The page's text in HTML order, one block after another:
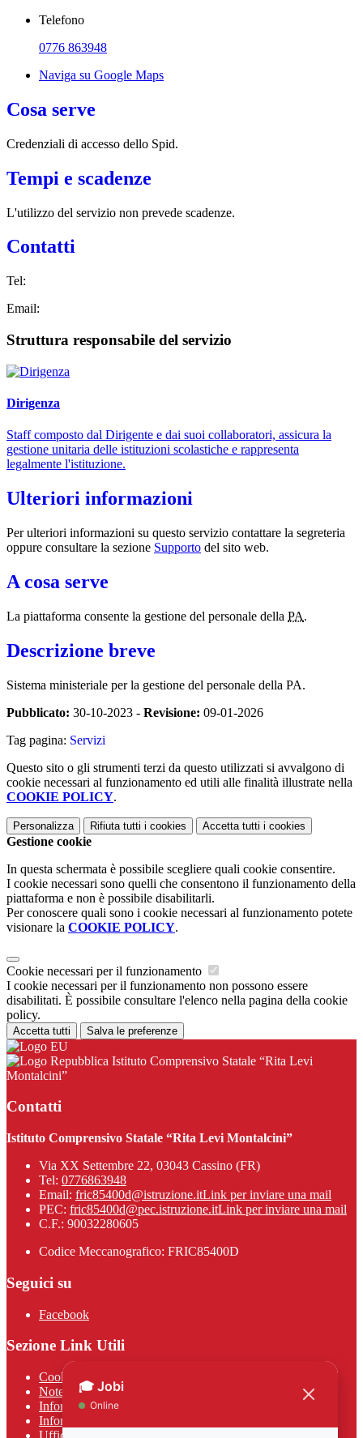
Telefono
0776 863948
Naviga su Google Maps
Cosa serve
Credenziali di accesso dello Spid.
Tempi e scadenze
L'utilizzo del servizio non prevede scadenze.
Contatti
Tel:
Email:
Struttura responsabile del servizio
Dirigenza
Staff composto dal Dirigente e dai suoi collaboratori, assicura la
gestione unitaria delle istituzioni scolastiche e rappresenta
legalmente l'istituzione.
Ulteriori informazioni
Per ulteriori informazioni su questo servizio contattare la segreteria
oppure consultare la sezione Supporto del sito web.
A cosa serve
La piattaforma consente la gestione del personale della PA.
Descrizione breve
Sistema ministeriale per la gestione del personale della PA.
Pubblicato: 30-10-2023 - Revisione: 09-01-2026
Tag pagina: Servizi
Questo sito o gli strumenti terzi da questo utilizzati si avvalgono di
cookie necessari al funzionamento ed utili alle finalità illustrate nella
COOKIE POLICY.
Personalizza Rifiuta tutti i cookies Accetta tutti i cookies
Gestione cookie
In questa schermata è possibile scegliere quali cookie consentire.
I cookie necessari sono quelli che consentono il funzionamento della
piattaforma e non è possibile disabilitarli.
Per conoscere quali sono i cookie necessari al funzionamento potete
visionare la COOKIE POLICY.
Cookie necessari per il funzionamento
I cookie necessari per il funzionamento non possono essere
disabilitati. È possibile consultare l'elenco nella pagina della cookie
policy.
Accetta tutti Salva le preferenze
Istituto Comprensivo Statale “Rita Levi
Montalcini”
Contatti
Istituto Comprensivo Statale “Rita Levi Montalcini”
Via XX Settembre 22, 03043 Cassino (FR)
Tel: 0776863948
Email: fric85400d@istruzione.itLink per inviare una mail
PEC: fric85400d@pec.istruzione.itLink per inviare una mail
C.F.: 90032280605
Codice Meccanografico: FRIC85400D
Seguici su
Facebook
Sezione Link Utili
Cookie policy
Note legali
Informativa Privacy
Informativa Privacy chatbot Jobi
Ufficio Relazioni con il Pubblico